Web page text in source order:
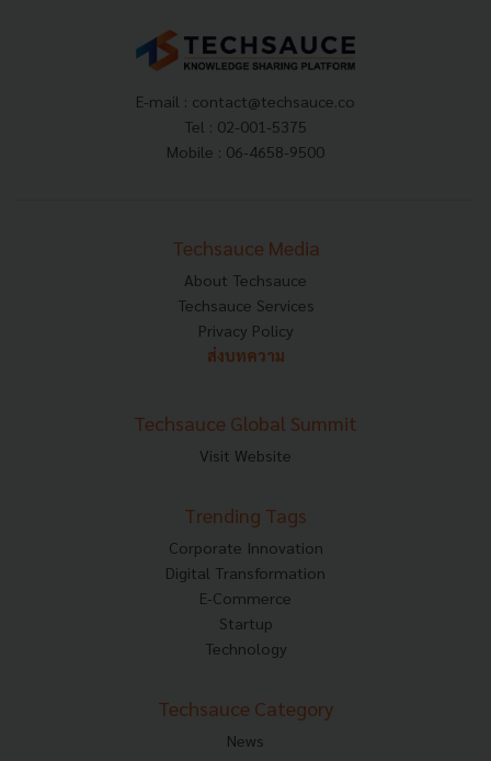
E-mail : contact@techsauce.co
Tel : 02-001-5375
Mobile : 06-4658-9500
Techsauce Media
About Techsauce
Techsauce Services
Privacy Policy
ส่งบทความ
Techsauce Global Summit
Visit Website
Trending Tags
Corporate Innovation
Digital Transformation
E-Commerce
Startup
Technology
Techsauce Category
News